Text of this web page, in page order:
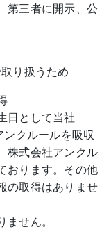
第三者に開示、公
り扱うため
日として当社
クルールを吸収
株式会社アンクル
おります。その他
の取得はありませ
せん。